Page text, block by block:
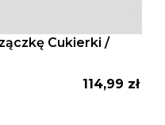
Cukierki /
Cena
114,99 zł